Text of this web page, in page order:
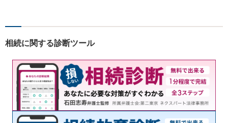
故／刑事弁護・犯罪被害者な
にご相談ください。
相続に関する診断ツール